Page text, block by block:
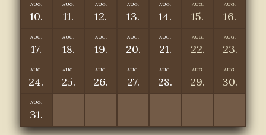
AUG.
10.
AUG.
11.
AUG.
12.
AUG.
13.
AUG.
14.
AUG.
15.
AUG.
16.
AUG.
17.
AUG.
18.
AUG.
19.
AUG.
20.
AUG.
21.
AUG.
22.
AUG.
23.
AUG.
24.
AUG.
25.
AUG.
26.
AUG.
27.
AUG.
28.
AUG.
29.
AUG.
30.
AUG.
31.